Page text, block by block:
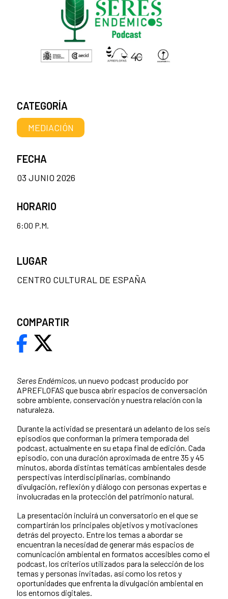
Seres Endémicos, un nuevo podcast producido por
APREFLOFAS que busca abrir espacios de conversación
sobre ambiente, conservación y nuestra relación con la
naturaleza.
Durante la actividad se presentará un adelanto de los seis
episodios que conforman la primera temporada del
podcast, actualmente en su etapa final de edición. Cada
episodio, con una duración aproximada de entre 35 y 45
minutos, aborda distintas temáticas ambientales desde
perspectivas interdisciplinarias, combinando
divulgación, reflexión y diálogo con personas expertas e
involucradas en la protección del patrimonio natural.
La presentación incluirá un conversatorio en el que se
compartirán los principales objetivos y motivaciones
detrás del proyecto. Entre los temas a abordar se
encuentran la necesidad de generar más espacios de
comunicación ambiental en formatos accesibles como el
podcast, los criterios utilizados para la selección de los
temas y personas invitadas, así como los retos y
oportunidades que enfrenta la divulgación ambiental en
los entornos digitales.
CATEGORÍA
MEDIACIÓN
FECHA
03 JUNIO 2026
HORARIO
6:00 P.M.
LUGAR
CENTRO CULTURAL DE ESPAÑA
COMPARTIR